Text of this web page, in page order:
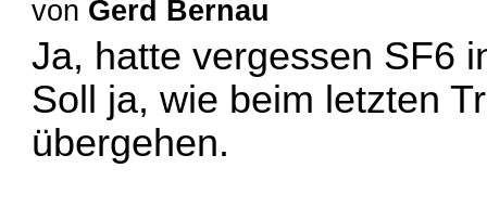
von Gerd Bernau
Ja, hatte vergessen SF6
Soll ja, wie beim letzten
übergehen.